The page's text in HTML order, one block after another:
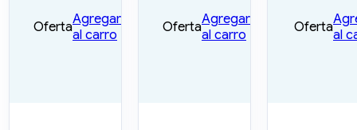
OfertaAgregar
al carro
OfertaAgregar
al carro
Ofertaal